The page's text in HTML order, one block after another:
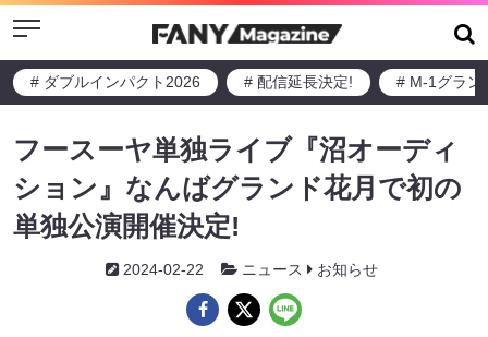
Menu
# ダブルインパクト2026 # 配信延長決定! # M-1グラン
フースーヤ単独ライブ『沼オーディ
ション』なんばグランド花月で初の
単独公演開催決定!
2024-02-22 ニュース お知らせ